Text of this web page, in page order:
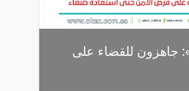
جاهزون للقضاء على